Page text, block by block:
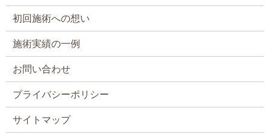
初回施術への想い
施術実績の一例
お問い合わせ
プライバシーポリシー
サイトマップ